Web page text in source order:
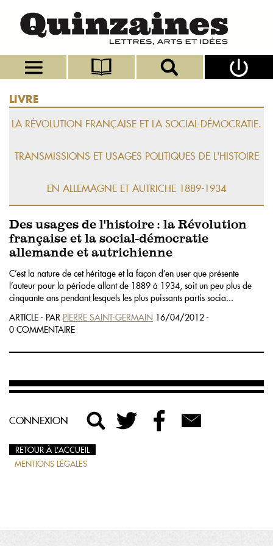
LIVRE
LA RÉVOLUTION FRANÇAISE ET LA SOCIAL-DÉMOCRATIE.
TRANSMISSIONS ET USAGES POLITIQUES DE L'HISTOIRE
EN ALLEMAGNE ET AUTRICHE 1889-1934
Des usages de l'histoire : la Révolution
française et la social-démocratie
allemande et autrichienne
C’est la nature de cet héritage et la façon d’en user que présente
l’auteur pour la période allant de 1889 à 1934, soit un peu plus de
cinquante ans pendant lesquels les plus puissants partis socia...
ARTICLE - PAR PIERRE SAINT-GERMAIN 16/04/2012 -
0 COMMENTAIRE
CONNEXION
RETOUR À L’ACCUEIL
MENTIONS LÉGALES